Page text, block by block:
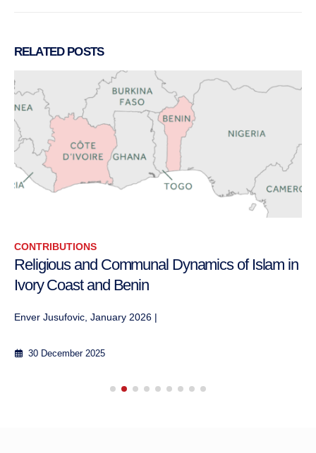
RELATED POSTS
CONTRIBUTIONS
Religious and Communal Dynamics of Islam in
Ivory Coast and Benin
Enver Jusufovic, January 2026 |
30 December 2025